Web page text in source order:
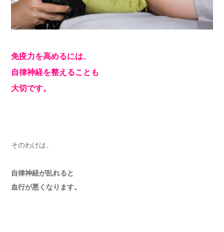
免疫力を高めるには、
自律神経を整えることも
大切です。
そのわけは、
自律神経が乱れると
血行が悪くなります。